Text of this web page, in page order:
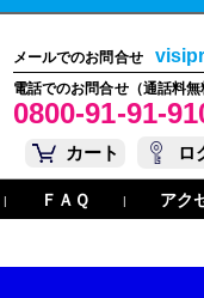
メールでのお問合せ
電話でのお問合せ（通話料無
0800-91-91-
カート
ロ
| ＦＡＱ | アク